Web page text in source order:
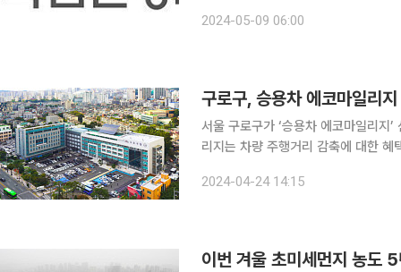
비 활용 사업장 감시 결과를 공유하고
2024-05-09 06:00
구로구, 승용차 에코마일리
서울 구로구가 ‘승용차 에코마일리지’ 신규
리지는 차량 주행거리 감축에 대한
등록 12인 이하 비사업용 승용, 승합
2024-04-24 14:15
이번 겨울 초미세먼지 농도